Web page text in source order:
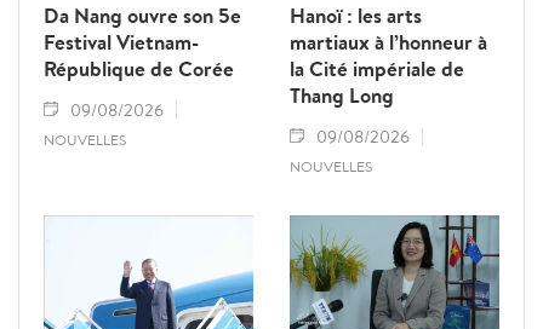
Da Nang ouvre son 5e
Festival Vietnam-
République de Corée
09/08/2026
NOUVELLES
Hanoï : les arts
martiaux à l’honneur à
la Cité impériale de
Thang Long
09/08/2026
NOUVELLES